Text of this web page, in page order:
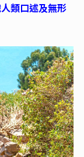
類口述及無形